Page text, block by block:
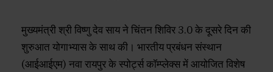
मुख्यमंत्री श्री विष्णु देव साय ने चिंतन शिविर 3.0 के दूसरे दिन की
शुरुआत योगाभ्यास के साथ की। भारतीय प्रबंधन संस्थान
(आईआईएम) नवा रायपुर के स्पोर्ट्स कॉम्प्लेक्स में आयोजित विशेष